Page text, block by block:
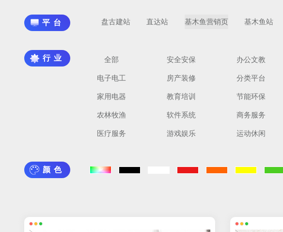
平台 盘古建站 直达站 基木鱼营销页 基木鱼站
行业 全部 安全安保 办公文教
电子电工
房产装修 分类平台
家用电器
教育培训 节能环保
农林牧渔
软件系统 商务服务
医疗服务
游戏娱乐 运动休闲
颜色